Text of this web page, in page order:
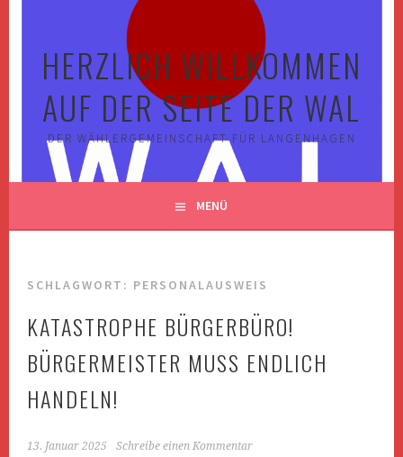
HERZLICH WILLKOMMEN
AUF DER SEITE DER WAL
DER WÄHLERGEMEINSCHAFT FÜR LANGENHAGEN
MENÜ
SCHLAGWORT: PERSONALAUSWEIS
KATASTROPHE BÜRGERBÜRO!
BÜRGERMEISTER MUSS ENDLICH
HANDELN!
13. Januar 2025 Schreibe einen Kommentar